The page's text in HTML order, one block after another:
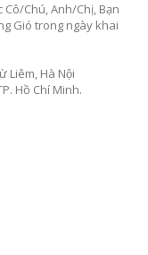
Cô/Chú, Anh/Chị, Bạn
Gió trong ngày khai
Liêm, Hà Nội
Hồ Chí Minh.